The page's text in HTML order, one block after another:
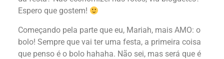
Espero que gostem!
Começando pela parte que eu, Mariah, mais AMO: o
bolo! Sempre que vai ter uma festa, a primeira coisa
que penso é o bolo hahaha. Não sei, mas será que é